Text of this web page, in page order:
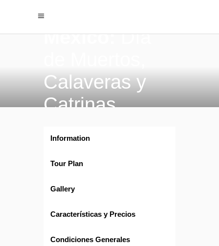
México:Día
Calaveras y
Catrinas
Information
Tour Plan
Gallery
Características y Precios
Condiciones Generales